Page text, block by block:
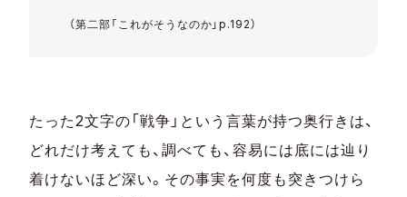
（第二部「これがそうなのか」p.192）
たった2文字の「戦争」という言葉が持つ奥行きは、
どれだけ考えても、調べても、容易には底には辿り
着けないほど深い。その事実を何度も突きつけら